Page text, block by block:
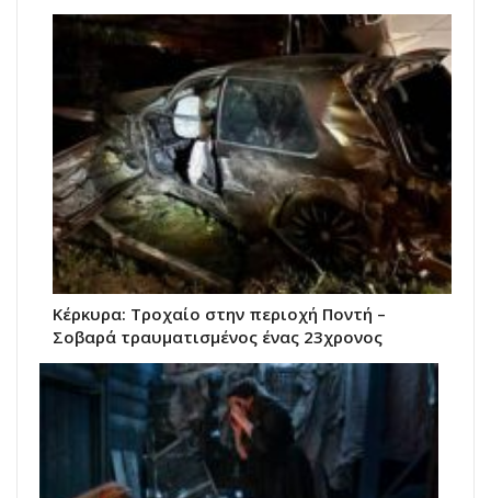
Κέρκυρα: Τροχαίο στην περιοχή Ποντή –
Σοβαρά τραυματισμένος ένας 23χρονος